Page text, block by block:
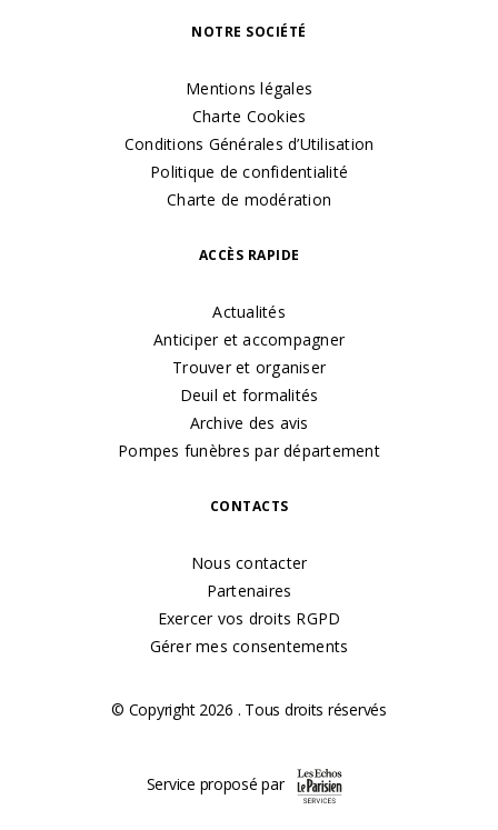
NOTRE SOCIÉTÉ
Mentions légales
Charte Cookies
Conditions Générales d’Utilisation
Politique de confidentialité
Charte de modération
ACCÈS RAPIDE
Actualités
Anticiper et accompagner
Trouver et organiser
Deuil et formalités
Archive des avis
Pompes funèbres par département
CONTACTS
Nous contacter
Partenaires
Exercer vos droits RGPD
Gérer mes consentements
© Copyright 2026 . Tous droits réservés
Service proposé par